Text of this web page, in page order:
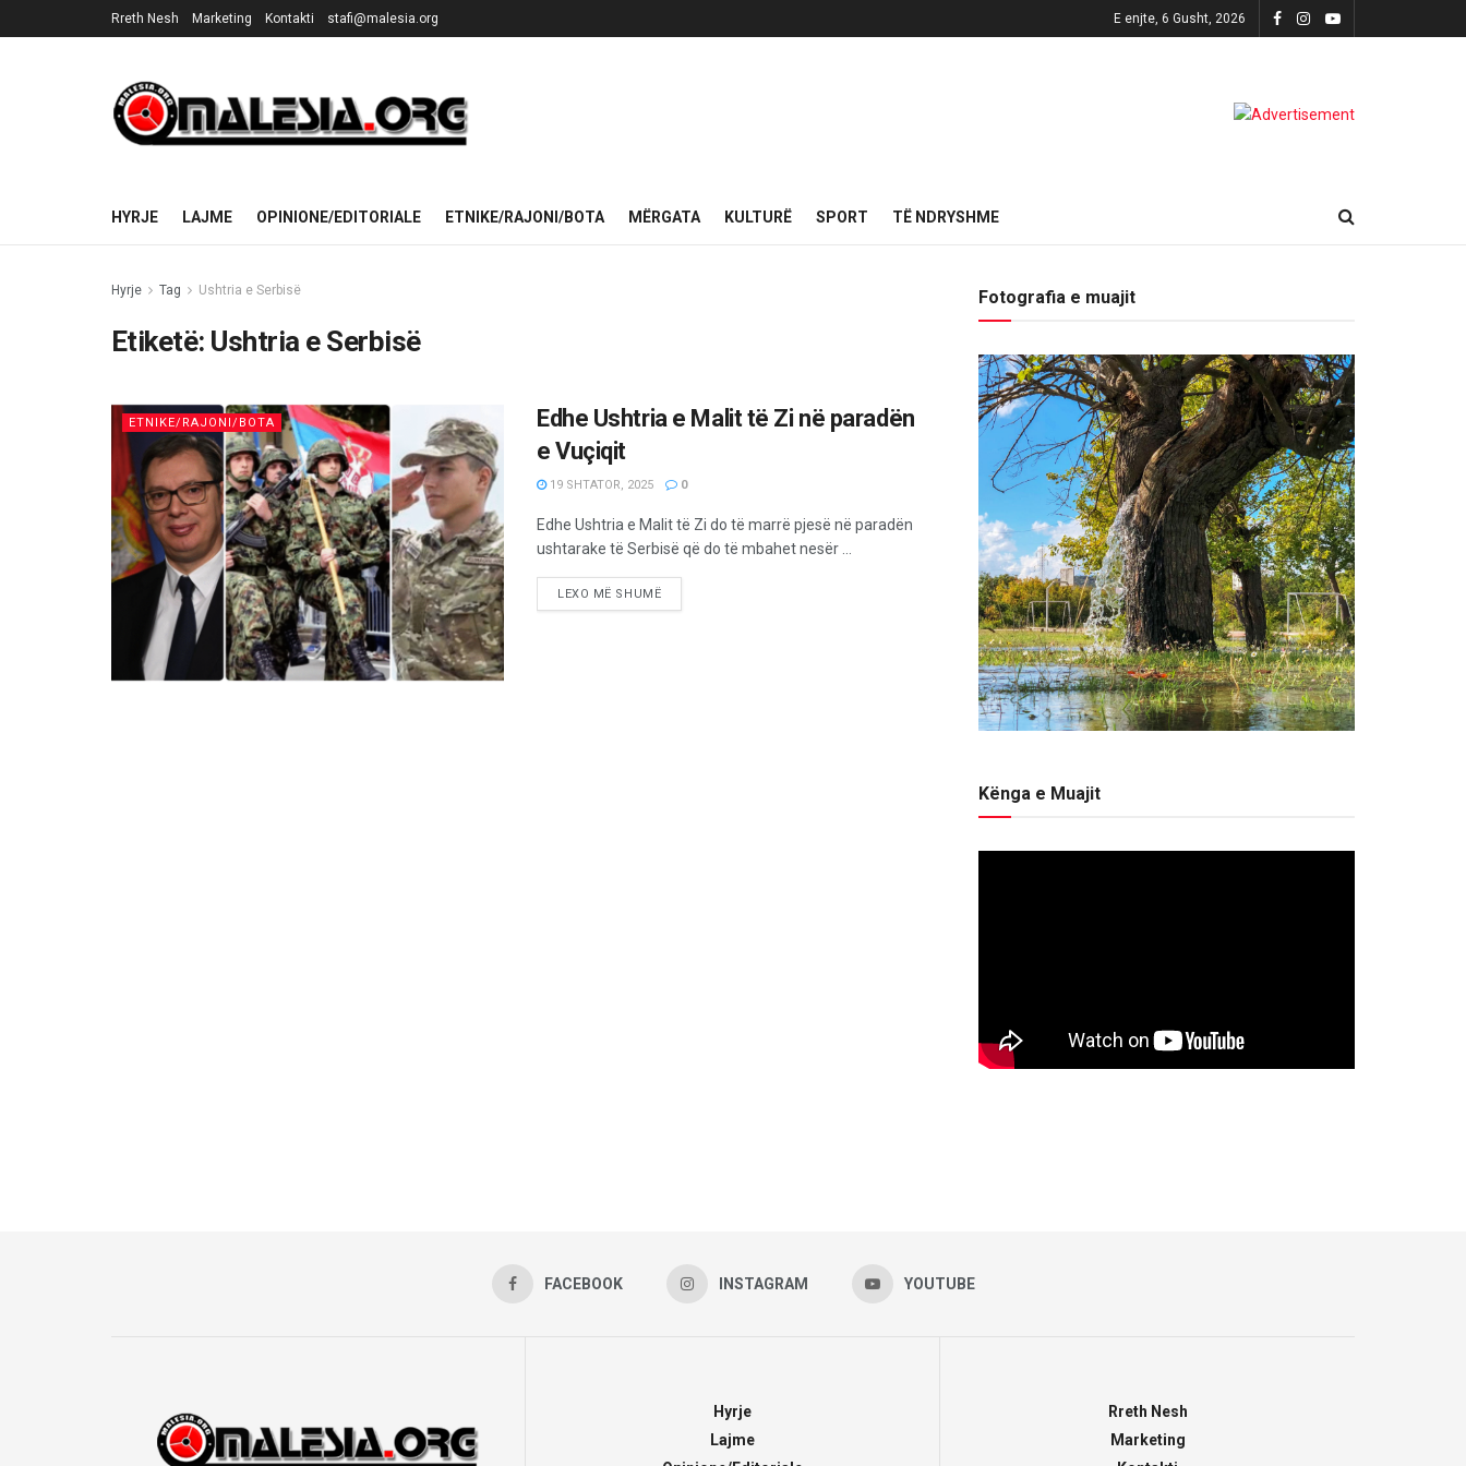
Rreth Nesh Marketing Kontakti stafi@malesia.org E enjte, 6 Gusht, 2026
HYRJE LAJME OPINIONE/EDITORIALE ETNIKE/RAJONI/BOTA MËRGATA KULTURË SPORT TË NDRYSHME
Hyrje Tag Ushtria e Serbisë
Etiketë: Ushtria e Serbisë
ETNIKE/RAJONI/BOTA
Edhe Ushtria e Malit të Zi në paradën
e Vuçiqit
19 SHTATOR, 2025 0
Edhe Ushtria e Malit të Zi do të marrë pjesë në paradën
ushtarake të Serbisë që do të mbahet nesër ...
LEXO MË SHUMË
Fotografia e muajit
Kënga e Muajit
FACEBOOK INSTAGRAM YOUTUBE
Hyrje
Lajme
Rreth Nesh
Marketing